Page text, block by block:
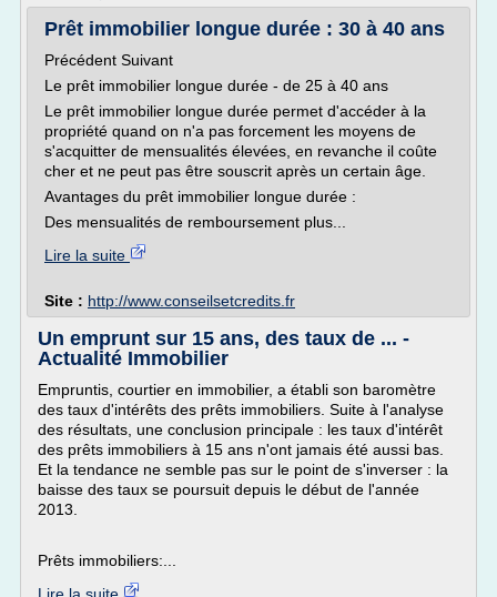
Prêt immobilier longue durée : 30 à 40 ans
Précédent Suivant
Le prêt immobilier longue durée - de 25 à 40 ans
Le prêt immobilier longue durée permet d'accéder à la
propriété quand on n'a pas forcement les moyens de
s'acquitter de mensualités élevées, en revanche il coûte
cher et ne peut pas être souscrit après un certain âge.
Avantages du prêt immobilier longue durée :
Des mensualités de remboursement plus...
Lire la suite
Site : http://www.conseilsetcredits.fr
Un emprunt sur 15 ans, des taux de ... -
Actualité Immobilier
Empruntis, courtier en immobilier, a établi son baromètre
des taux d'intérêts des prêts immobiliers. Suite à l'analyse
des résultats, une conclusion principale : les taux d'intérêt
des prêts immobiliers à 15 ans n'ont jamais été aussi bas.
Et la tendance ne semble pas sur le point de s'inverser : la
baisse des taux se poursuit depuis le début de l'année
2013.
Prêts immobiliers:...